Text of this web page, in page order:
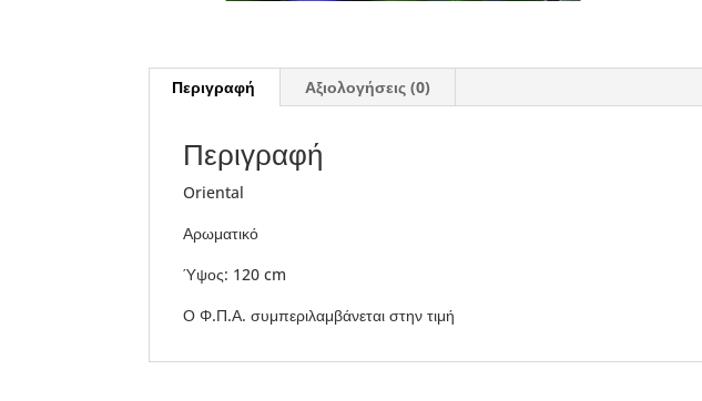
Περιγραφή Αξιολογήσεις (0)
Περιγραφή
Oriental
Αρωματικό
Ύψος: 120 cm
Ο Φ.Π.Α. συμπεριλαμβάνεται στην τιμή